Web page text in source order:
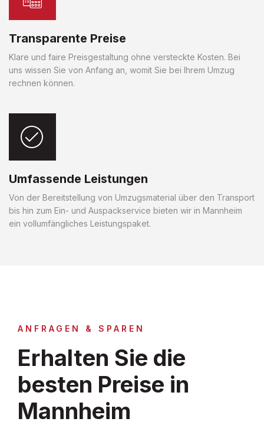
Transparente Preise
Klare und faire Preisgestaltung ohne versteckte Kosten. Bei
uns wissen Sie von Anfang an, womit Sie bei Ihrem Umzug
rechnen können.
Umfassende Leistungen
Von der Bereitstellung von Umzugsmaterial über den Transport
bis hin zum Ein- und Auspackservice bieten wir in Mannheim
ein vollumfängliches Leistungspaket.
ANFRAGEN & SPAREN
Erhalten Sie die
besten Preise in
Mannheim